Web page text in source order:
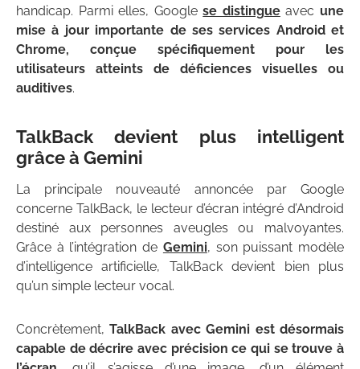
handicap. Parmi elles, Googlese distingueavec une
mise à jour importante de ses services Android et
Chrome, conçue spécifiquement pour les
utilisateurs atteints de déficiences visuelles ou
auditives.
TalkBack devient plus intelligent
grâce à Gemini
La principale nouveauté annoncée par Google
concerne TalkBack, le lecteur d’écran intégré d’Android
destiné aux personnes aveugles ou malvoyantes.
Grâce à l’intégration de Gemini, son puissant modèle
d’intelligence artificielle, TalkBack devient bien plus
qu’un simple lecteur vocal.
Concrètement,TalkBack avec Gemini est désormais
capable de décrire avec précision ce qui se trouve à